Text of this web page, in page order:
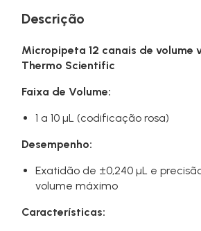
Descrição
Micropipeta 12 canais de volume
Thermo Scientific
Faixa de Volume:
1 a 10 µL (codificação rosa)
Desempenho:
Exatidão de ±0,240 µL e
volume máximo
Características: